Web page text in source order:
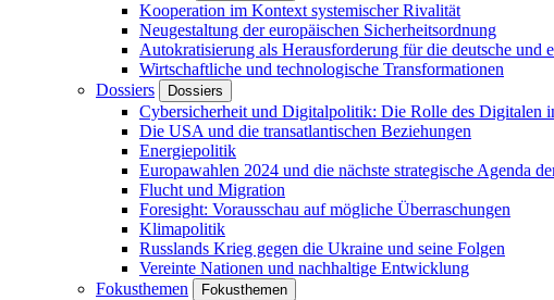
Kooperation im Kontext systemischer Rivalität
Neugestaltung der europäischen Sicherheitsordnung
Autokratisierung als Herausforderung für die deutsche und
Wirtschaftliche und technologische Transformationen
Dossiers
Dossiers
Cybersicherheit und Digitalpolitik: Die Rolle des Digitalen
Die USA und die transatlantischen Beziehungen
Energiepolitik
Europawahlen 2024 und die nächste strategische Agenda
Flucht und Migration
Foresight: Vorausschau auf mögliche Überraschungen
Klimapolitik
Russlands Krieg gegen die Ukraine und seine Folgen
Vereinte Nationen und nachhaltige Entwicklung
Fokusthemen
Fokusthemen